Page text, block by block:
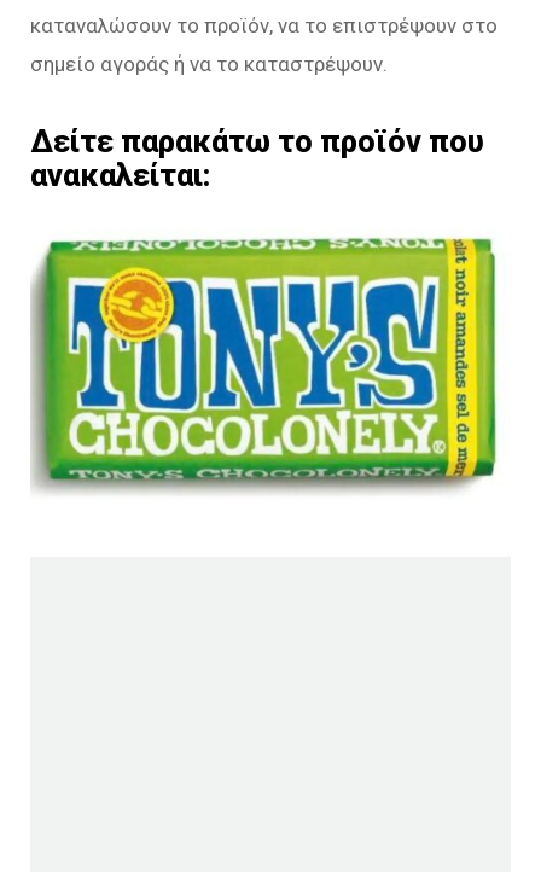
καταναλώσουν το προϊόν, να το επιστρέψουν στο
σημείο αγοράς ή να το καταστρέψουν.
Δείτε παρακάτω το προϊόν που
ανακαλείται: